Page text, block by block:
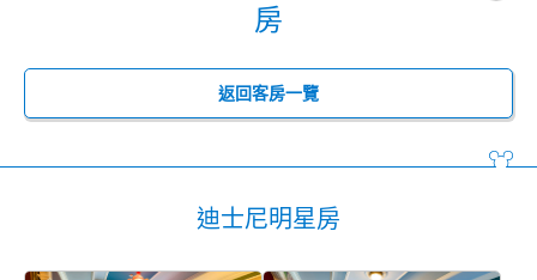
房
返回客房一覽
迪士尼明星房